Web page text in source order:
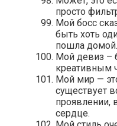
просто
Мой босс
быть хоть
пошла домой.
Мой девиз –
креативным
Мой мир —
существует
проявлении,
сердце.